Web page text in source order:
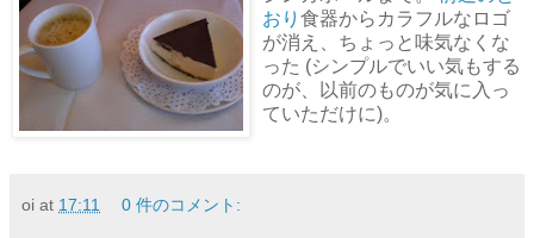
おり 食器からカラフルなロゴ
が消え、ちょっと味気なくな
った (シンプルでいい気もする
のが、以前のものが気に入っ
ていただけに)。
oi at 17:11 0 件のコメント: